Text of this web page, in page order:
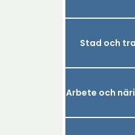
Stad och
Arbete och